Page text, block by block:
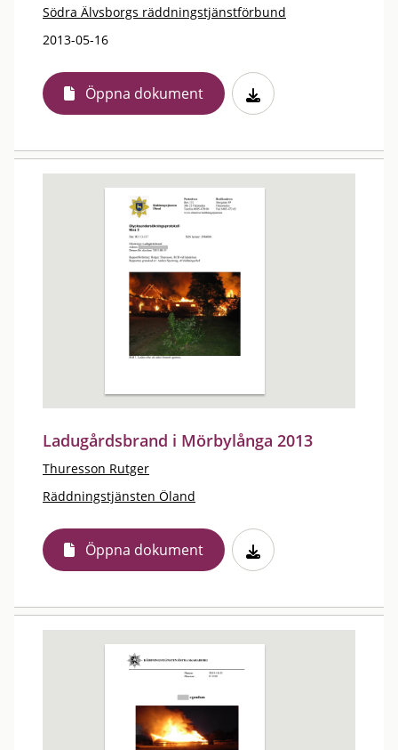
Södra Älvsborgs räddningstjänstförbund
2013-05-16
Öppna dokument
Ladugårdsbrand i Mörbylånga 2013
Thuresson Rutger
Räddningstjänsten Öland
Öppna dokument